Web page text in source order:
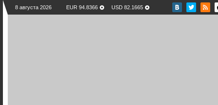
8 августа 2026 EUR 94.8366 USD 82.1665